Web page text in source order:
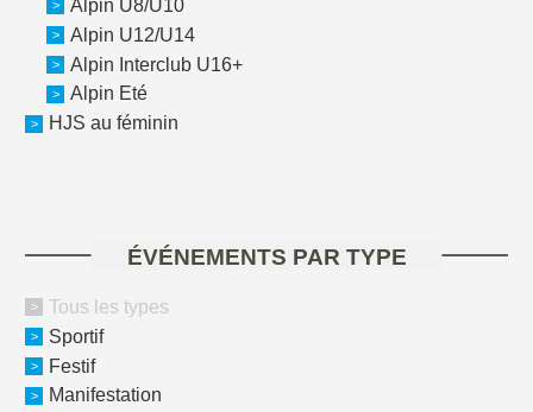
Alpin U8/U10
Alpin U12/U14
Alpin Interclub U16+
Alpin Eté
HJS au féminin
ÉVÉNEMENTS PAR TYPE
Tous les types
Sportif
Festif
Manifestation